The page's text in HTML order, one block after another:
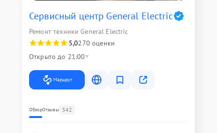
Сервисный центр General Electric
Ремонт техники General Electric
5,0270 оценки
Открыто до 21:00
Маршрут
ОбзорОтзывы 342